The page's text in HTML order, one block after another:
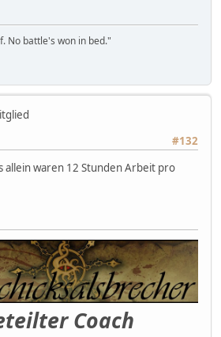
No battle's won in bed."
#132
allein waren 12 Stunden Arbeit pro
Coach